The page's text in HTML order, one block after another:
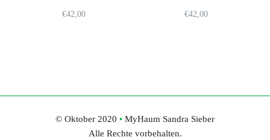
€42,00 €42,00
© Oktober 2020 • MyHaum Sandra Sieber
Alle Rechte vorbehalten.